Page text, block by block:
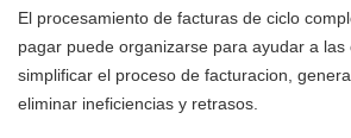
El procesamiento de facturas de ciclo
pagar puede organizarse para ayudar a las
simplificar el proceso de facturacion,
eliminar ineficiencias y retrasos.